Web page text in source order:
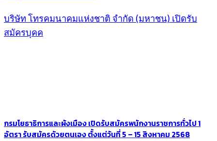
บริษัท โทรคมนาคมแห่งชาติ จำกัด (มหาชน) เปิดรับ
สมัครบุคค
กรมโยธาธิการและผังเมือง เปิดรับสมัครพนักงานราชการทั่วไป 1
อัตรา รับสมัครด้วยตนเอง ตั้งแต่วันที่ 5 – 15 สิงหาคม 2568